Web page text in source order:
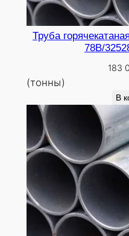
Труба
78В/
183
(тонны)
В